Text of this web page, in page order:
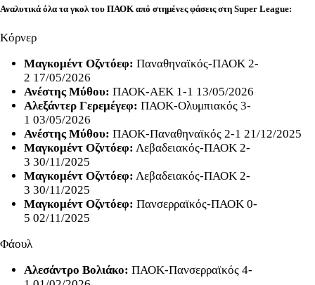
Αναλυτικά όλα τα γκολ του ΠΑΟΚ από στημένες φάσεις στη Super League:
Κόρνερ
Μαγκομέντ Οζντόεφ: Παναθηναϊκός-ΠΑΟΚ 2-
2 17/05/2026
Ανέστης Μύθου: ΠΑΟΚ-ΑΕΚ 1-1 13/05/2026
Αλεξάντερ Γερεμέγεφ: ΠΑΟΚ-Ολυμπιακός 3-
1 03/05/2026
Ανέστης Μύθου: ΠΑΟΚ-Παναθηναϊκός 2-1 21/12/2025
Μαγκομέντ Οζντόεφ: Λεβαδειακός-ΠΑΟΚ 2-
3 30/11/2025
Μαγκομέντ Οζντόεφ: Λεβαδειακός-ΠΑΟΚ 2-
3 30/11/2025
Μαγκομέντ Οζντόεφ: Πανσερραϊκός-ΠΑΟΚ 0-
5 02/11/2025
Φάουλ
Αλεσάντρο Βολιάκο: ΠΑΟΚ-Πανσερραϊκός 4-